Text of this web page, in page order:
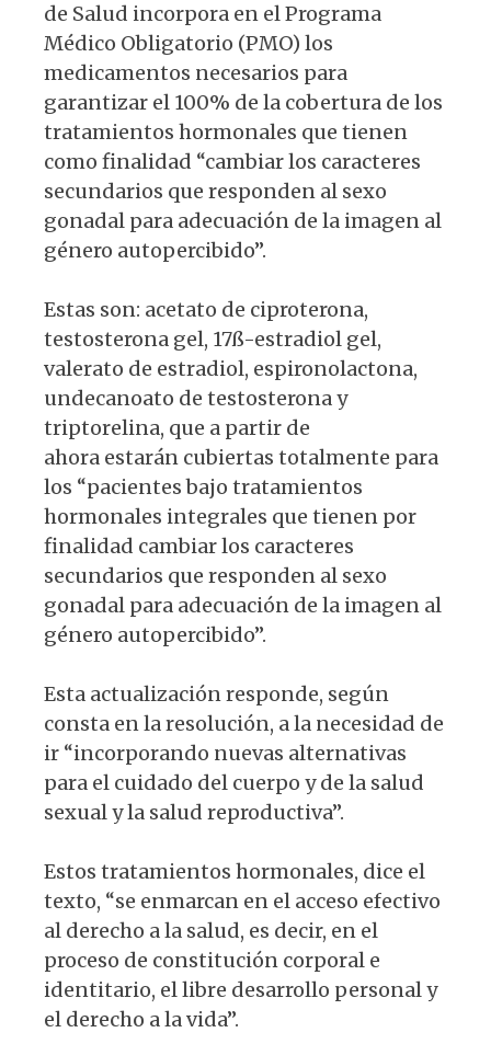
de Salud incorpora en el Programa
Médico Obligatorio (PMO) los
medicamentos necesarios para
garantizar el 100% de la cobertura de los
tratamientos hormonales que tienen
como finalidad “cambiar los caracteres
secundarios que responden al sexo
gonadal para adecuación de la imagen al
género autopercibido”.
Estas son: acetato de ciproterona,
testosterona gel, 17ß-estradiol gel,
valerato de estradiol, espironolactona,
undecanoato de testosterona y
triptorelina, que a partir de
ahora estarán cubiertas totalmente para
los “pacientes bajo tratamientos
hormonales integrales que tienen por
finalidad cambiar los caracteres
secundarios que responden al sexo
gonadal para adecuación de la imagen al
género autopercibido”.
Esta actualización responde, según
consta en la resolución, a la necesidad de
ir “incorporando nuevas alternativas
para el cuidado del cuerpo y de la salud
sexual y la salud reproductiva”.
Estos tratamientos hormonales, dice el
texto, “se enmarcan en el acceso efectivo
al derecho a la salud, es decir, en el
proceso de constitución corporal e
identitario, el libre desarrollo personal y
el derecho a la vida”.